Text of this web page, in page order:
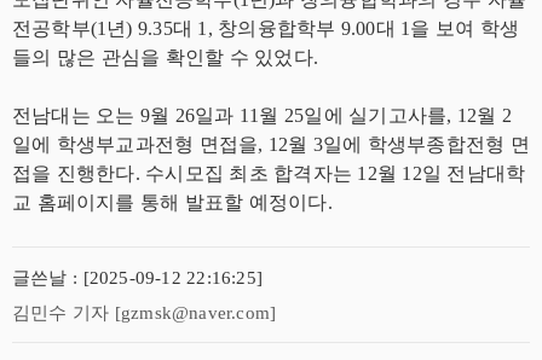
전공학부(1년) 9.35대 1, 창의융합학부 9.00대 1을 보여 학생
들의 많은 관심을 확인할 수 있었다.
전남대는 오는 9월 26일과 11월 25일에 실기고사를, 12월 2
일에 학생부교과전형 면접을, 12월 3일에 학생부종합전형 면
접을 진행한다. 수시모집 최초 합격자는 12월 12일 전남대학
교 홈페이지를 통해 발표할 예정이다.
글쓴날 : [2025-09-12 22:16:25]
김민수 기자 [gzmsk@naver.com]